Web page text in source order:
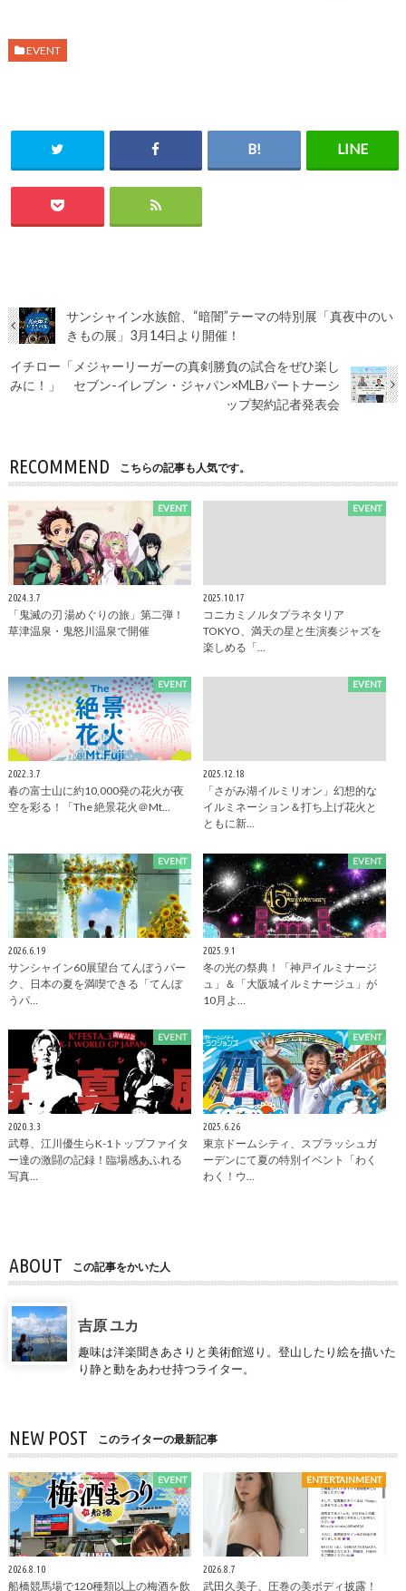
EVENT
サンシャイン水族館、“暗闇”テーマの特別展「真夜中のい
きもの展」3月14日より開催！
イチロー「メジャーリーガーの真剣勝負の試合をぜひ楽し
みに！」 セブン-イレブン・ジャパン×MLBパートナーシ
ップ契約記者発表会
RECOMMEND こちらの記事も人気です。
EVENT
2024.3.7
「鬼滅の刃 湯めぐりの旅」第二弾！
草津温泉・鬼怒川温泉で開催
EVENT
2025.10.17
コニカミノルタプラネタリア
TOKYO、満天の星と生演奏ジャズを
楽しめる「…
EVENT
2022.3.7
春の富士山に約10,000発の花火が夜
空を彩る！「The 絶景花火＠Mt…
EVENT
2025.12.18
「さがみ湖イルミリオン」幻想的な
イルミネーション＆打ち上げ花火と
ともに新…
EVENT
2026.6.19
サンシャイン60展望台 てんぼうパー
ク、日本の夏を満喫できる「てんぼ
うパ…
EVENT
2025.9.1
冬の光の祭典！「神戸イルミナージ
ュ」＆「大阪城イルミナージュ」が
10月よ…
EVENT
2020.3.3
武尊、江川優生らK-1トップファイタ
ー達の激闘の記録！臨場感あふれる
写真…
EVENT
2025.6.26
東京ドームシティ、スプラッシュガ
ーデンにて夏の特別イベント「わく
わく！ウ…
ABOUT この記事をかいた人
吉原 ユカ
趣味は洋楽聞きあさりと美術館巡り。登山したり絵を描いた
り静と動をあわせ持つライター。
NEW POST このライターの最新記事
EVENT
2026.8.10
船橋競馬場で120種類以上の梅酒を飲
ENTERTAINMENT
2026.8.7
武田久美子、圧巻の美ボディ披露！